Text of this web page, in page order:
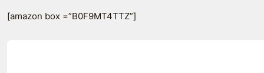
[amazon box =”B0F9MT4TTZ”]